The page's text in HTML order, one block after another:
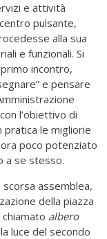
e attività
pulsante,
alla sua
e funzionali. Si
incontro,
e pensare
l’obiettivo di
pratica le migliorie
poco potenziato
a se stesso.
assemblea,
della piazza
albero
luce del secondo